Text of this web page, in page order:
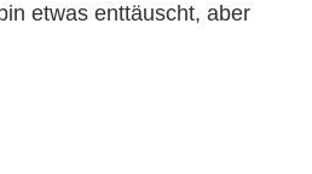
etwas enttäuscht, aber